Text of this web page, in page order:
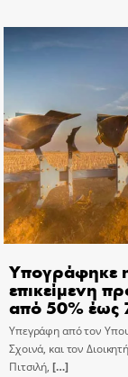
Υπογράφηκε
επικείμενη
από 50% έως
Υπεγράφη από τον
Σχοινά, και τον
Πιτσιλή, […]